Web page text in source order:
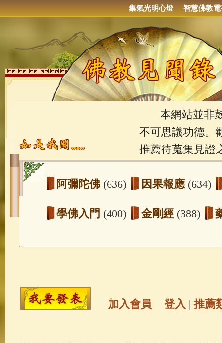
集氣光明心燈 智慧佛教電
本網站並非鼓
不可思議功德。
推薦待蒐集見證
阿彌陀佛 (636) 因果報應 (634)
學佛入門 (400) 金剛經 (388)
玉曆寶鈔(236) 地藏經(225)
高僧故事 (142) 放生護生 (133)
加入會員 登入 | 推薦